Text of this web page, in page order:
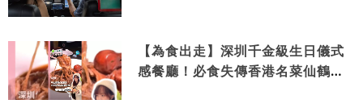
【為食出走】深圳千金級生日儀式
感餐廳！必食失傳香港名菜仙鶴神